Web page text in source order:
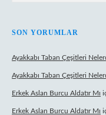
SON YORUMLAR
Ayakkabı Taban Çeşitleri
Ayakkabı Taban Çeşitleri
Erkek Aslan Burcu Aldatır Mı
Erkek Aslan Burcu Aldatır Mı